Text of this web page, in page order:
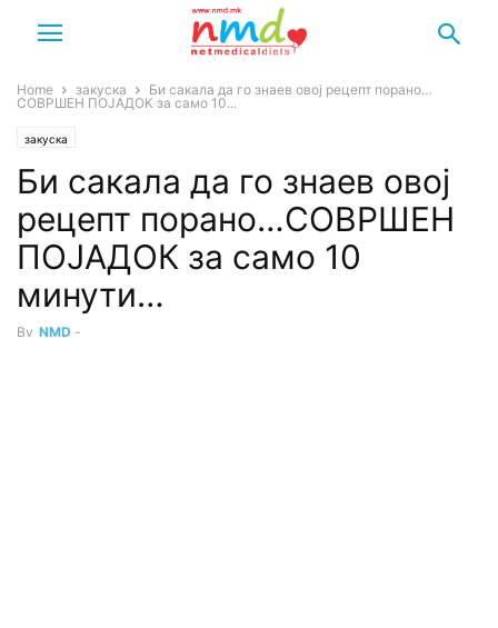
Home закуска
Би сакала да го знаев овој рецепт порано…
СОВРШЕН ПОЈАДОК за само 10...
закуска
Би сакала да го знаев овој
рецепт порано…СОВРШЕН
ПОЈАДОК за само 10
минути…
By NMD -